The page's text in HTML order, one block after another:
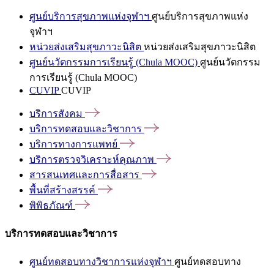
ศูนย์บริการสุขภาพแห่งจุฬาฯ ศูนย์บริการสุขภาพแห่ง
จุฬาฯ
หน่วยส่งเสริมสุขภาวะนิสิต หน่วยส่งเสริมสุขภาวะนิสิต
ศูนย์นวัตกรรมการเรียนรู้ (Chula MOOC) ศูนย์นวัตกรรม
การเรียนรู้ (Chula MOOC)
CUVIPCUVIP
บริการสังคม
บริการทดสอบและวิชาการ
บริการทางการแพทย์
บริการตรวจวิเคราะห์คุณภาพ
สารสนเทศและการสื่อสาร
พื้นที่สร้างสรรค์
พิพิธภัณฑ์
บริการทดสอบและวิชาการ
ศูนย์ทดสอบทางวิชาการแห่งจุฬาฯ ศูนย์ทดสอบทาง